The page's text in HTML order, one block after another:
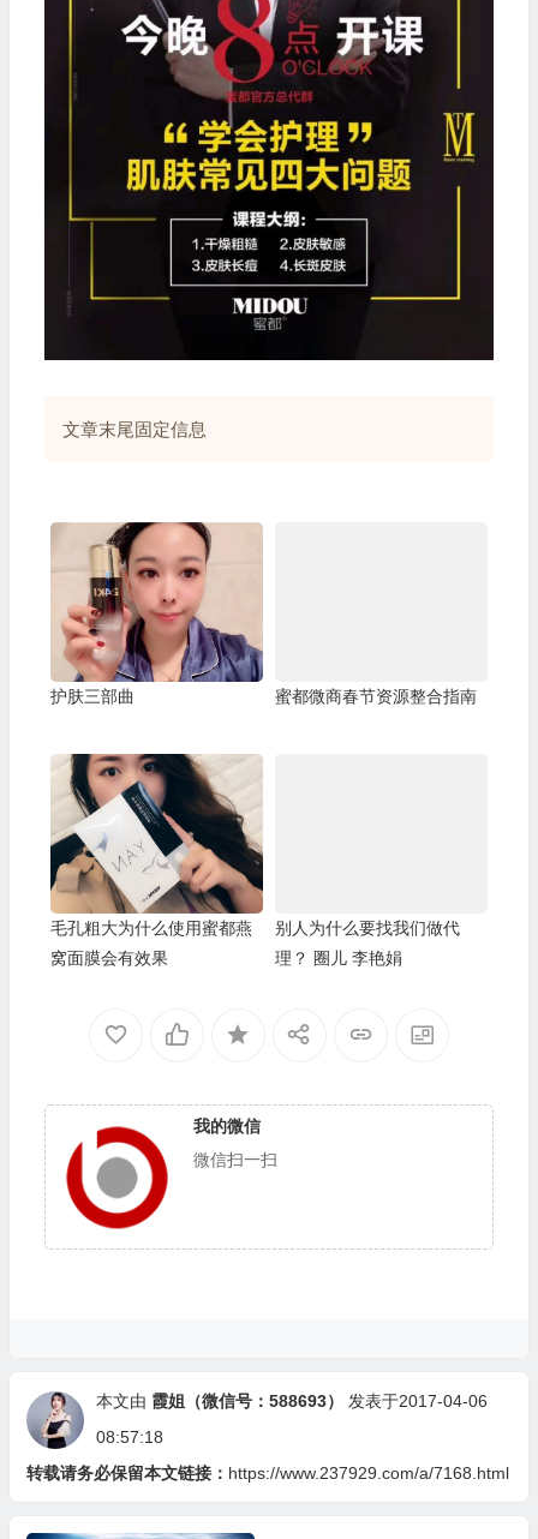
文章末尾固定信息
护肤三部曲 蜜都微商春节资源整合指南
毛孔粗大为什么使用蜜都燕
窝面膜会有效果
别人为什么要找我们做代
理？ 圈儿 李艳娟
我的微信
微信扫一扫
本文由 霞姐（微信号：588693）
发表于2017-04-06
08:57:18
转载请务必保留本文链接： https://www.237929.com/a/7168.html